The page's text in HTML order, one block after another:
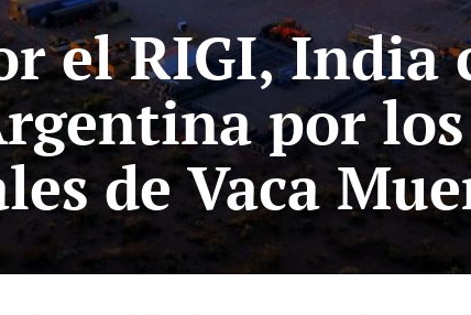
el RIGI, India
por los
de Vaca